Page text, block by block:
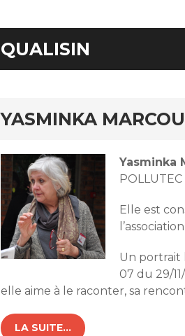
QUALISIN
YASMINKA
Yasminka
POLLUTEC
Elle est
Un portrait
07 du 29/
elle aime à le raconter, sa
LA SUITE…